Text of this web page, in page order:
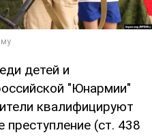
детей и
"Юнармии"
квалифицируют
преступление (ст. 438